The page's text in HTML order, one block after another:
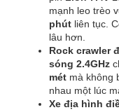
mạnh leo trèo
phút liên tục.
lâu hơn.
Rock crawler
sóng 2.4GHz
mét mà không
nhau một lúc
Xe địa hình